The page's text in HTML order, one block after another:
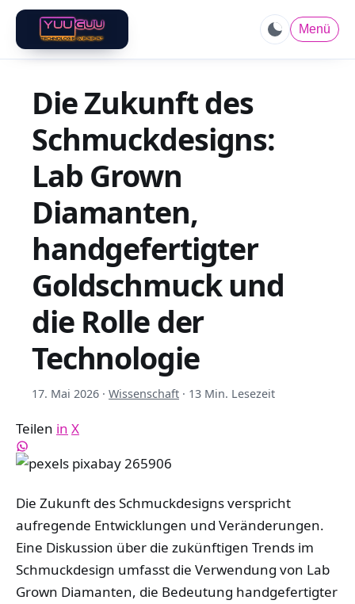
Menü
Die Zukunft des
Schmuckdesigns:
Lab Grown
Diamanten,
handgefertigter
Goldschmuck und
die Rolle der
Technologie
17. Mai 2026 · Wissenschaft · 13 Min. Lesezeit
Teilen in X
Die Zukunft des Schmuckdesigns verspricht
aufregende Entwicklungen und Veränderungen.
Eine Diskussion über die zukünftigen Trends im
Schmuckdesign umfasst die Verwendung von Lab
Grown Diamanten, die Bedeutung handgefertigter